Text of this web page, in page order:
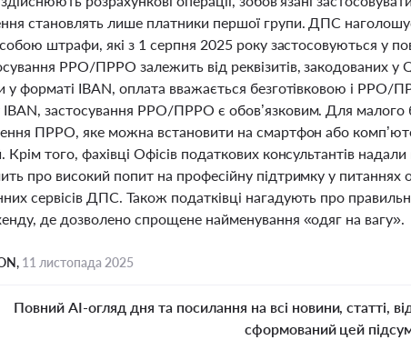
становлять лише платники першої групи. ДПС
штрафи, які з 1 серпня 2025 року застосовуються у
РРО/ПРРО залежить від реквізитів, закодованих у
у форматі IBAN, оплата вважається безготівковою і РРО/
застосування РРО/ПРРО є обов’язковим. Для
ПРРО, яке можна встановити на смартфон або
Крім того, фахівці Офісів податкових консультантів
про високий попит на професійну підтримку у
сервісів ДПС. Також податківці нагадують про
де дозволено спрощене найменування «одяг на вагу».
11 листопада 2025
Повний AI-огляд дня та посилання на всі новини, статті,
сформований цей